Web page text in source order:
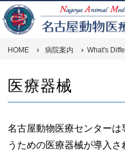
HOME › 病院案内 › What's
医療器械
名古屋動物医療センター
うための医療器械が導入さ